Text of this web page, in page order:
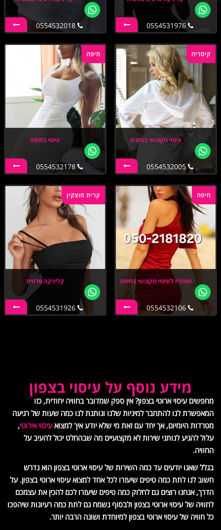
0554531976
0554532018
קיסריה
עיסוי מקצועי בנתניה
0554532005
חיפה
עיסוי בחיפה
0554532178
חיפה
סטודיו לעיסוי מקצועי בחיפה
0554532106
קרית מוצקין
קליניקה פרטית
0554531926
מידע נוסף על עיסוי בצפון
מחפשים עיסוי ארוטי בצפון? אין ספק שמדובר בחוויה יחודית, כזו
המאפשרת לנו להתחבר למיניות שלנו ונותנת לנו כמה שעות של רגיעה
מטרדות היומיום, אך יחד עם זאת מי שלא יודע איך למצוא עיסוי אירוטי,
עלול להגיע לנותני שירות לא מקצועיים מה שבהחלט יכול להעיב על
החוויה.
בגלל שאנו יודעים עד כמה השירות של עיסוי ארוטי בצפון הוא נדרש
חשוב לנו לתת כמה טיפים שיעזרו לכל אחד למצוא עיסוי ארוטי בצפון. על
הדרך, אנחנו רוצים גם לחלוק כמה טיפים שיעזרו לכם להכין את עצמכם
לחוויה של עיסוי ארוטי בצפון ולבסוף נשמח גם לתת כמה רעיונות שיהפכו
כל חוויה של עיסוי ארוטי בצפון למיוחדת ושונה הרבה יותר.